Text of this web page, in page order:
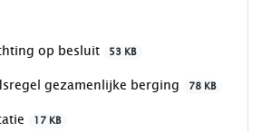
op besluit
53 KB
gezamenlijke berging 78 KB
17 KB